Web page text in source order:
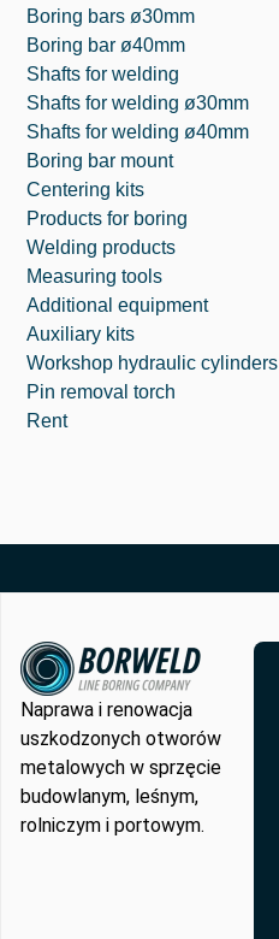
Boring bars ø30mm
Boring bar ø40mm
Shafts for welding
Shafts for welding ø30mm
Shafts for welding ø40mm
Boring bar mount
Centering kits
Products for boring
Welding products
Measuring tools
Additional equipment
Auxiliary kits
Workshop hydraulic cylinders
Pin removal torch
Rent
Naprawa i renowacja
uszkodzonych otworów
metalowych w sprzęcie
budowlanym, leśnym,
rolniczym i portowym.